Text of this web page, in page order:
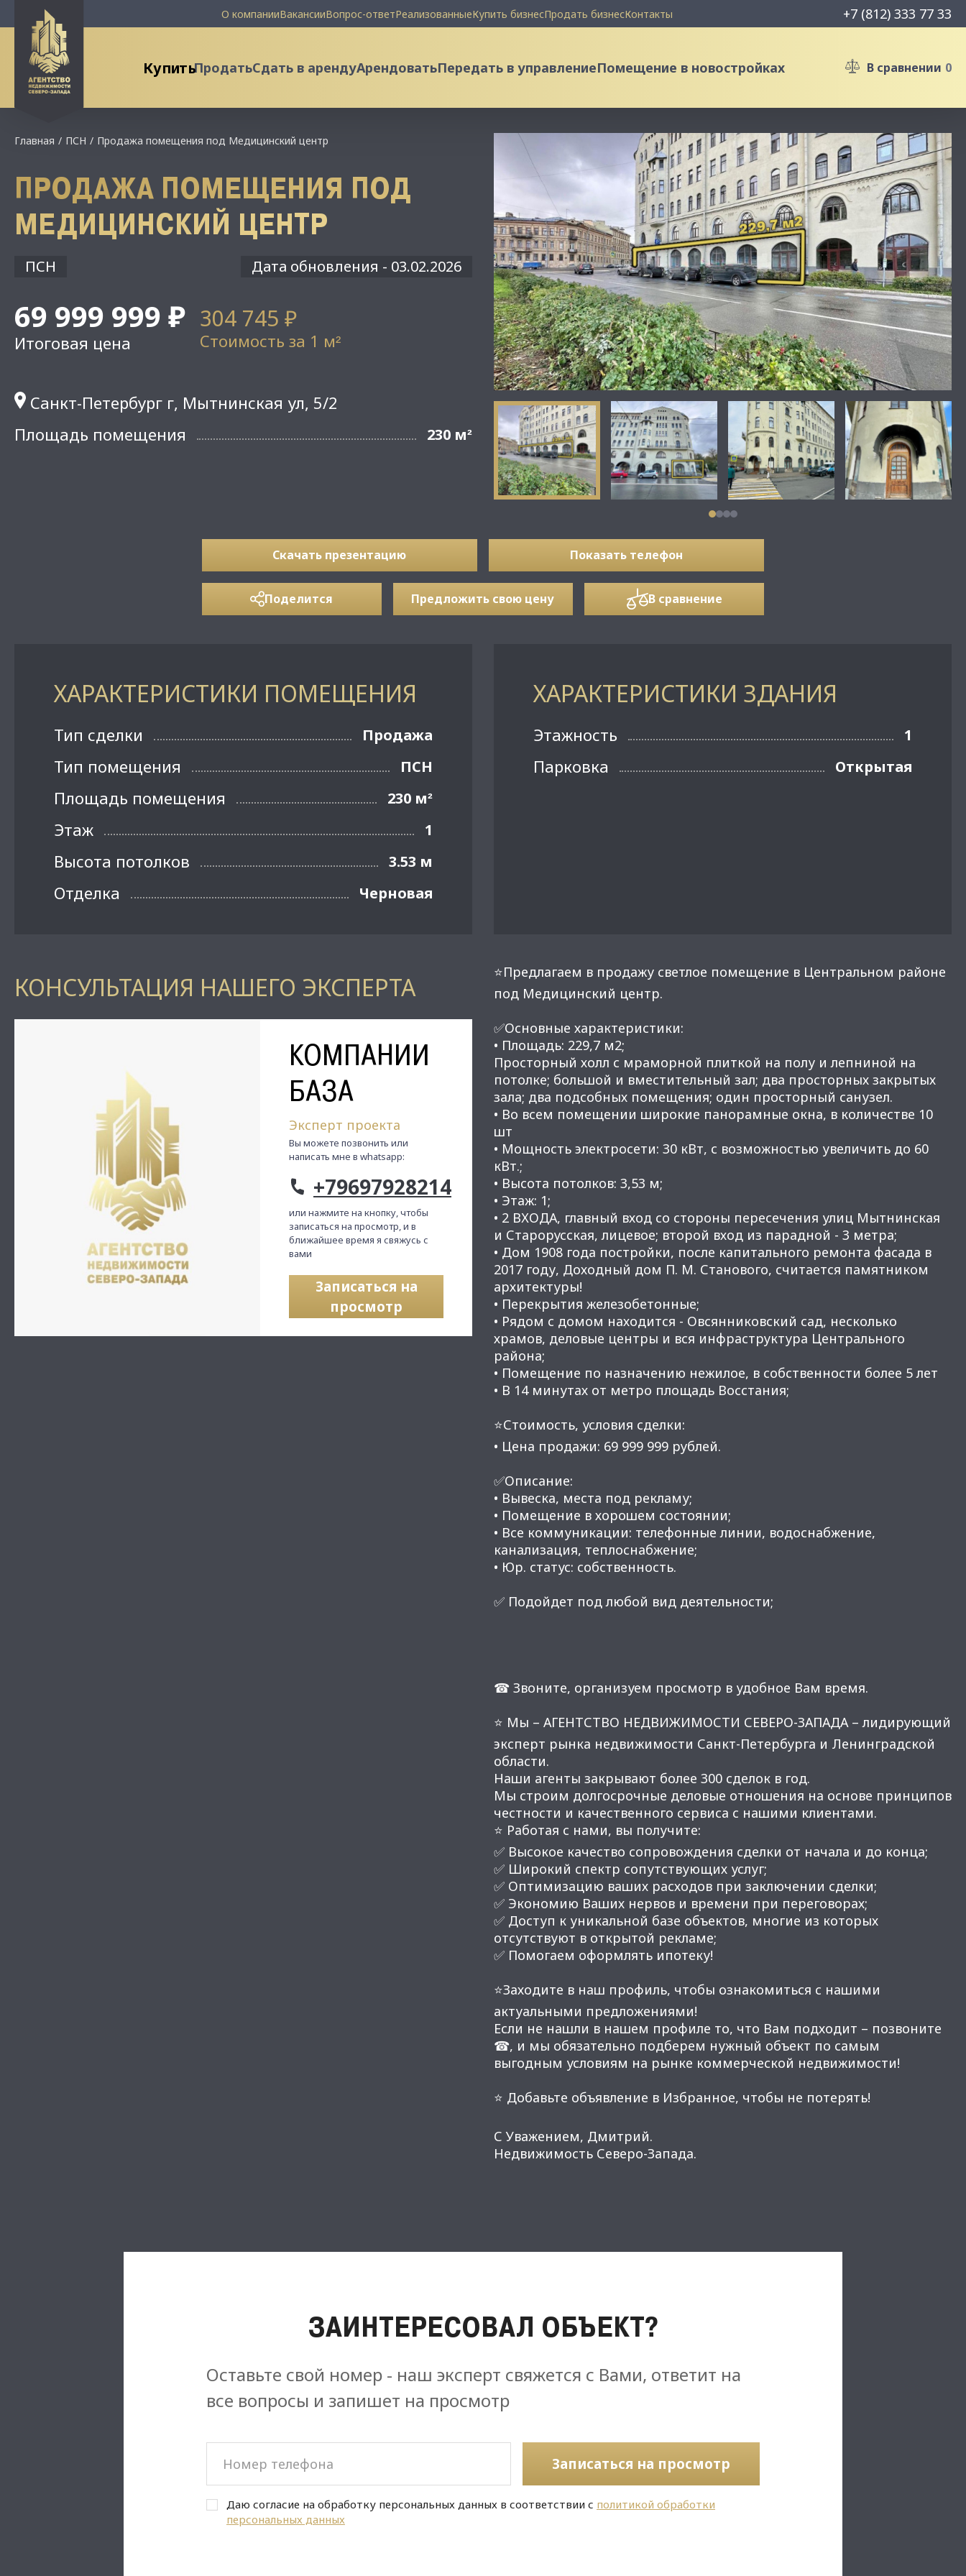
О компанииВакансииВопрос-ответРеализованныеКупить бизнесПродать бизнесКонтакты +7 (812) 333 77 33
КупитьПродатьСдать в арендуАрендоватьПередать в управлениеПомещение в новостройках В сравнении 0
Главная ПСН Продажа помещения под Медицинский центр
ПРОДАЖА ПОМЕЩЕНИЯ ПОД
МЕДИЦИНСКИЙ ЦЕНТР
ПСН Дата обновления - 03.02.2026
69 999 999 ₽
Итоговая цена
304 745 ₽
Стоимость за 1 м²
Санкт-Петербург г, Мытнинская ул, 5/2
Площадь помещения
230 м²
Скачать презентацию Показать телефон
Поделится Предложить свою цену В сравнение
ХАРАКТЕРИСТИКИ ПОМЕЩЕНИЯ
Тип сделки Продажа
Тип помещения ПСН
Площадь помещения 230 м²
Этаж 1
Высота потолков 3.53 м
Отделка Черновая
ХАРАКТЕРИСТИКИ ЗДАНИЯ
Этажность 1
Парковка Открытая
КОНСУЛЬТАЦИЯ НАШЕГО ЭКСПЕРТА
КОМПАНИИ
БАЗА
Эксперт проекта
Вы можете позвонить или
написать мне в whatsapp:
+79697928214
или нажмите на кнопку, чтобы
записаться на просмотр, и в
ближайшее время я свяжусь с
вами
Записаться на
просмотр
⭐Предлагаем в продажу светлое помещение в Центральном районе
под Медицинский центр.
✅Основные характеристики:
• Площадь: 229,7 м2;
Просторный холл с мраморной плиткой на полу и лепниной на
потолке; большой и вместительный зал; два просторных закрытых
зала; два подсобных помещения; один просторный санузел.
• Во всем помещении широкие панорамные окна, в количестве 10
шт
• Мощность электросети: 30 кВт, с возможностью увеличить до 60
кВт.;
• Высота потолков: 3,53 м;
• Этаж: 1;
• 2 ВХОДА, главный вход со стороны пересечения улиц Мытнинская
и Старорусская, лицевое; второй вход из парадной - 3 метра;
• Дом 1908 года постройки, после капитального ремонта фасада в
2017 году, Доходный дом П. М. Станового, считается памятником
архитектуры!
• Перекрытия железобетонные;
• Рядом с домом находится - Овсянниковский сад, несколько
храмов, деловые центры и вся инфраструктура Центрального
района;
• Помещение по назначению нежилое, в собственности более 5 лет
• В 14 минутах от метро площадь Восстания;
⭐Стоимость, условия сделки:
• Цена продажи: 69 999 999 рублей.
✅Описание:
• Вывеска, места под рекламу;
• Помещение в хорошем состоянии;
• Все коммуникации: телефонные линии, водоснабжение,
канализация, теплоснабжение;
• Юр. статус: собственность.
✅ Подойдет под любой вид деятельности;
☎ Звоните, организуем просмотр в удобное Вам время.
⭐ Мы – АГЕНТСТВО НЕДВИЖИМОСТИ СЕВЕРО-ЗАПАДА – лидирующий
эксперт рынка недвижимости Санкт-Петербурга и Ленинградской
области.
Наши агенты закрывают более 300 сделок в год.
Мы строим долгосрочные деловые отношения на основе принципов
честности и качественного сервиса с нашими клиентами.
⭐ Работая с нами, вы получите:
✅ Высокое качество сопровождения сделки от начала и до конца;
✅ Широкий спектр сопутствующих услуг;
✅ Оптимизацию ваших расходов при заключении сделки;
✅ Экономию Ваших нервов и времени при переговорах;
✅ Доступ к уникальной базе объектов, многие из которых
отсутствуют в открытой рекламе;
✅ Помогаем оформлять ипотеку!
⭐Заходите в наш профиль, чтобы ознакомиться с нашими
актуальными предложениями!
Если не нашли в нашем профиле то, что Вам подходит – позвоните
☎, и мы обязательно подберем нужный объект по самым
выгодным условиям на рынке коммерческой недвижимости!
⭐ Добавьте объявление в Избранное, чтобы не потерять!
С Уважением, Дмитрий.
Недвижимость Северо-Запада.
ЗАИНТЕРЕСОВАЛ ОБЪЕКТ?
Оставьте свой номер - наш эксперт свяжется с Вами, ответит на
все вопросы и запишет на просмотр
Записаться на просмотр
Даю согласие на обработку персональных данных в соответствии с политикой обработки
персональных данных